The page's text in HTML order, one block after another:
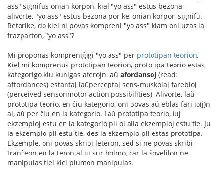
ass" signifus onian korpon, kial "yo ass" estus bezona -
alivorte, "yo ass" estus bezona por ke, onian korpon signifu.
Retorike, do kiel ni povas kompreni "yo ass" kiam oni uzas la
frazparton, "yo ass"?
Mi proponas kompreniĝigi "yo ass" per prototipan teorion.
Kiel mi komprenus prototipan teorion, prototipa teorio estas
kategorigo kiu kunigas aferojn laŭ afordansoj (read:
affordances) estantaj laŭperceptaj sens-muskolaj farebloj
(perceived sensorimotor action possibilities). Alivorte, laŭ
prototipa teorio, en ĉiu kategorio, oni povas aŭ eblas fari io(j)n
al, aŭ per ĉiu en la kategorio. Laŭ prototipa teorio, iuj
ekzemploj estu en la kategorio pli ol alia ekzemploj estu tie. Ju
la ekzemplo pli estu tie, des la ekzemplo pli estas prototipa.
Ekzemple, oni povas skribi leteron, sed si ne povas skribi
tranĉeon en la teron al iu sur holmo, ĉar la ŝovelilon ne
manipulas tiel kiel plumon manipulas.